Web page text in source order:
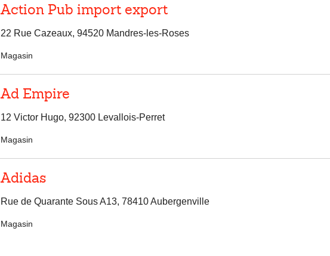
Action Pub import export
22 Rue Cazeaux, 94520 Mandres-les-Roses
Magasin
Ad Empire
12 Victor Hugo, 92300 Levallois-Perret
Magasin
Adidas
Rue de Quarante Sous A13, 78410 Aubergenville
Magasin